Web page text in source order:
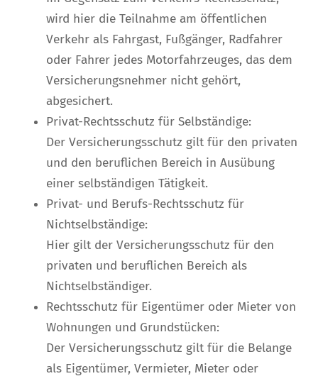
wird hier die Teilnahme am öffentlichen
Verkehr als Fahrgast, Fußgänger, Radfahrer
oder Fahrer jedes Motorfahrzeuges, das dem
Versicherungsnehmer nicht gehört,
abgesichert.
Privat-Rechtsschutz für Selbständige:
Der Versicherungsschutz gilt für den privaten
und den beruflichen Bereich in Ausübung
einer selbständigen Tätigkeit.
Privat- und Berufs-Rechtsschutz für
Nichtselbständige:
Hier gilt der Versicherungsschutz für den
privaten und beruflichen Bereich als
Nichtselbständiger.
Rechtsschutz für Eigentümer oder Mieter von
Wohnungen und Grundstücken:
Der Versicherungsschutz gilt für die Belange
als Eigentümer, Vermieter, Mieter oder